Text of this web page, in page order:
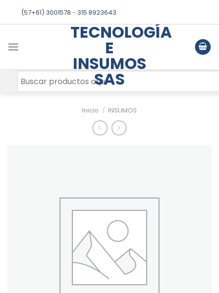
(57+61) 3001578 - 315 8923643
TECNOLOGÍA
E
INSUMOS
SAS
Inicio / INSUMOS